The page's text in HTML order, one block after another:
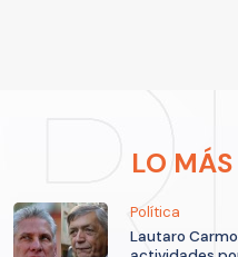
LO
Política
Lautaro